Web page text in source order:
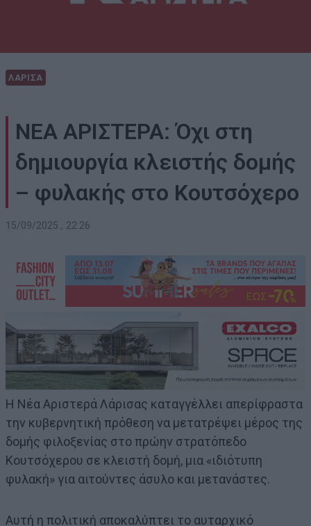
ΛΑΡΙΣΑ
ΝΕΑ ΑΡΙΣΤΕΡΑ: Όχι στη
δημιουργία κλειστής δομής
– φυλακής στο Κουτσόχερο
15/09/2025 , 22:26
Η Νέα Αριστερά Λάρισας καταγγέλλει απερίφραστα
την κυβερνητική πρόθεση να μετατρέψει μέρος της
δομής φιλοξενίας στο πρώην στρατόπεδο
Κουτσόχερου σε κλειστή δομή, μια «ιδιότυπη
φυλακή» για αιτούντες άσυλο και μετανάστες.
Αυτή η πολιτική αποκαλύπτει το αυταρχικό